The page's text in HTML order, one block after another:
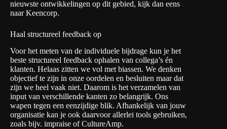
nieuwste ontwikkelingen op dit gebied, kijk dan eens
naarKeencorp.
Haal structureel feedback op
Voor het meten van de individuele bijdrage kun je het
beste structureel feedback ophalen van collega’s én
klanten. Helaas zitten we vol met biassen. We denken
objectief te zijn in onze oordelen en besluiten maar dat
zijn we heel vaak niet. Daarom is het verzamelen van
input van verschillende kanten zo belangrijk. Ons
wapen tegen een eenzijdige blik. Afhankelijk van jouw
organisatie kan je ook daarvoor allerlei tools gebruiken,
zoals bijv. impraise ofCultureAmp.